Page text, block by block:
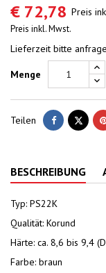
€ 72,78 Preis
Preis inkl. Mwst.
Lieferzeit bitte
Menge
Teilen Teilen Tweet
BESCHREIBUNG
Typ: PS22K
Qualität: Korund
Härte: ca. 8,6 bis 9,4
Farbe: braun